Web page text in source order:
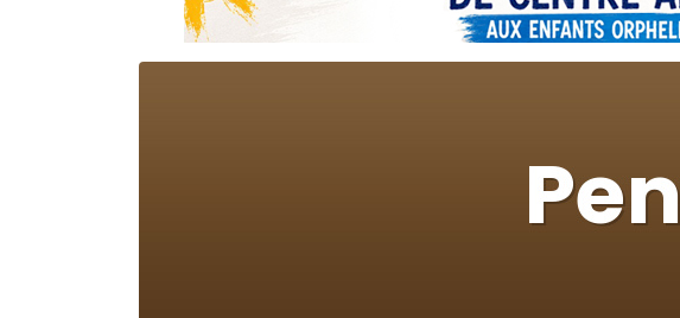
2 personnes viennent de nous
13 personnes viennent de
Il reste 49 places pour étudier
3 personnes viennent de nous
2 personnes viennent de nous